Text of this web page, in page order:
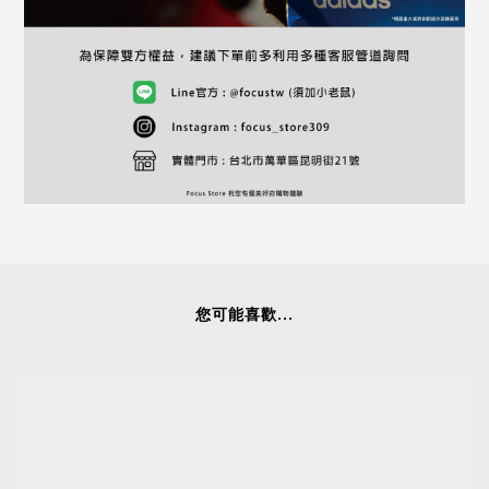
您可能喜歡...